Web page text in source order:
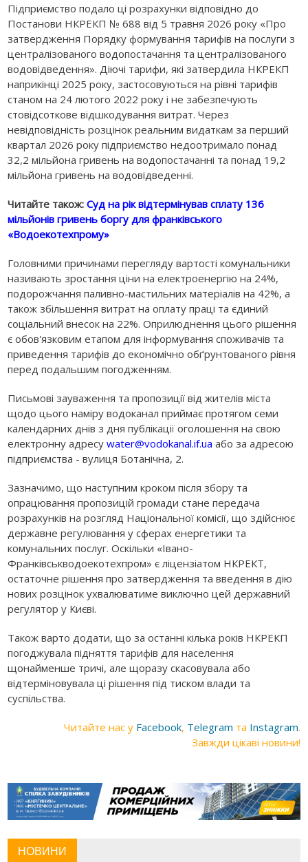
Підприємство подало ці розрахунки відповідно до
Постанови НКРЕКП № 688 від 5 травня 2026 року «Про
затвердження Порядку формування тарифів на послуги з
централізованого водопостачання та централізованого
водовідведення». Діючі тарифи, які затвердила НКРЕКП
наприкінці 2025 року, застосовуються на рівні тарифів
станом на 24 лютого 2022 року і не забезпечують
стовідсоткове відшкодування витрат. Через
невідповідність розцінок реальним видаткам за перший
квартал 2026 року підприємство недоотримало понад
32,2 мільйона гривень на водопостачанні та понад 19,2
мільйона гривень на водовідведенні.
Читайте також: Суд на рік відтермінував сплату 136
мільйонів гривень боргу для франківського
«Водоекотехпрому»
Головними причинами перегляду вартості комунальники
називають зростання ціни на електроенергію на 24%,
подорожчання паливно-мастильних матеріалів на 42%, а
також збільшення витрат на оплату праці та єдиний
соціальний внесок на 22%. Оприлюднення цього рішення
є обов'язковим етапом для інформування споживачів та
приведення тарифів до економічно обґрунтованого рівня
перед подальшим погодженням.
Письмові зауваження та пропозиції від жителів міста
щодо цього наміру водоканал приймає протягом семи
календарних днів з дня публікації оголошення на свою
електронну адресуwater@vodokanal.if.ua або за адресою
підприємства - вулиця Ботанічна, 2.
Зазначимо, що наступним кроком після збору та
опрацювання пропозицій громади стане передача
розрахунків на розгляд Національної комісії, що здійснює
державне регулювання у сферах енергетики та
комунальних послуг. Оскільки «Івано-
Франківськводоекотехпром» є ліцензіатом НКРЕКТ,
остаточне рішення про затвердження та введення в дію
нових розцінок ухвалюватиме виключно цей державний
регулятор у Києві.
Також варто додати, що за останні кілька років НКРЕКП
погоджувала підняття тарифів для населення
щонайменше тричі, але щоразу скасовувала або
відтерміновувала ці рішення під тиском влади та
суспільства.
Читайте нас у Facebook, Telegram та Instagram.
Завжди цікаві новини!
НОВИНИ